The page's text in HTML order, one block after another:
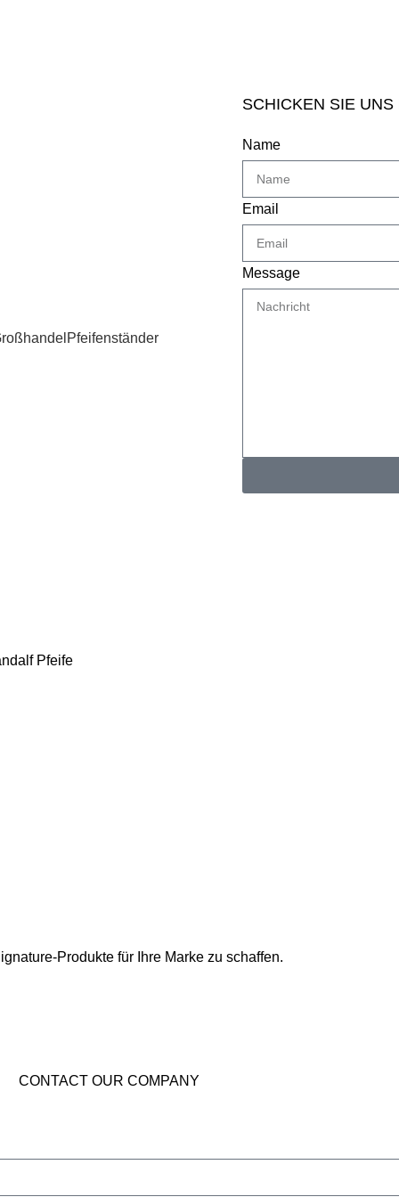
Pfeifenständer
SCHICKEN SIE
Name
Email
Message
Pfeife
Produkte für Ihre Marke zu schaffen.
CONTACT OUR COMPANY